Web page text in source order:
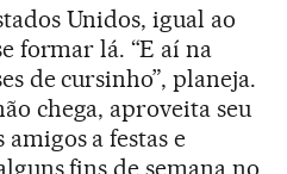
Unidos, igual ao
formar lá. “E aí na
de cursinho”, planeja.
chega, aproveita seu
a festas e
fins de semana no